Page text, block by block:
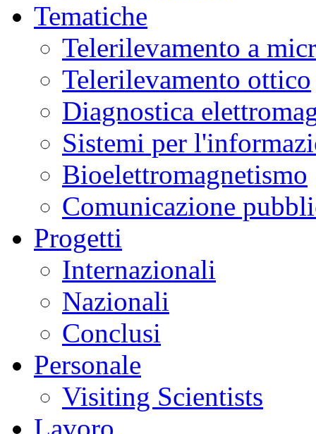
Tematiche
Telerilevamento a
Telerilevamento ottico
Diagnostica
Sistemi per
Bioelettromagnetismo
Comunicazione
Progetti
Internazionali
Nazionali
Conclusi
Personale
Visiting Scientists